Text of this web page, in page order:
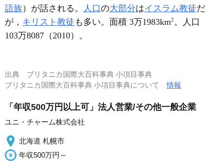
語族）が話される。 人口の大部分はイスラム教徒だ
が， キリスト教徒 も多い。面積 3万1983km2。人口
103万8087（2010）。
出典 ブリタニカ国際大百科事典 小項目事典
ブリタニカ国際大百科事典 小項目事典について情報
「年収500万円以上可」法人営業/その他一般企業
ユニ・チャーム株式会社
北海道 札幌市
年収500万円～